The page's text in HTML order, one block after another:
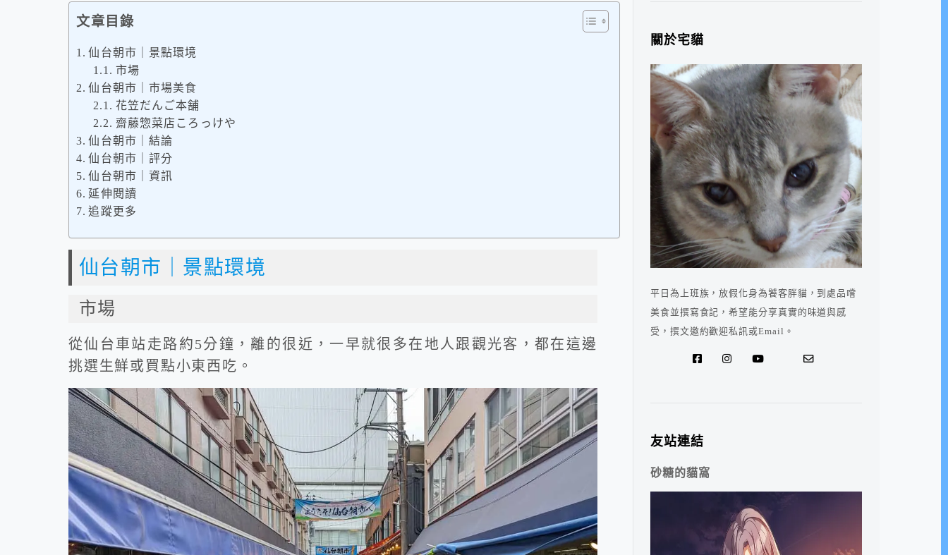
文章目錄
仙台朝市｜景點環境
市場
仙台朝市｜市場美食
花笠だんご本舗
齋藤惣菜店ころっけや
仙台朝市｜結論
仙台朝市｜評分
仙台朝市｜資訊
延伸閱讀
追蹤更多
仙台朝市｜景點環境
市場
從仙台車站走路約5分鐘，離的很近，一早就很多在地人跟觀光客，都在這邊
挑選生鮮或買點小東西吃。
關於宅貓
平日為上班族，放假化身為饕客胖貓，到處品嚐
美食並撰寫食記，希望能分享真實的味道與感
受，撰文邀約歡迎私訊或Email。
友站連結
砂糖的貓窩